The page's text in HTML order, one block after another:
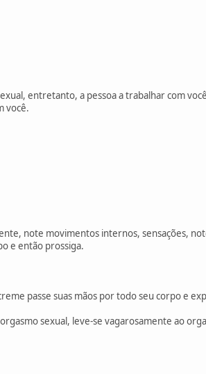
entretanto, a pessoa a trabalhar com
você.
note movimentos internos, sensações,
e então prossiga.
passe suas mãos por todo seu corpo e
sexual, leve-se vagarosamente ao